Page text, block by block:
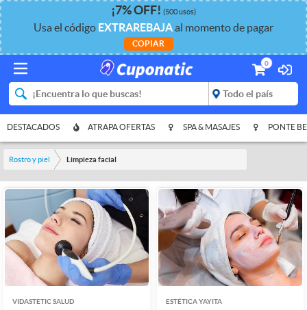
¡7%OFF! (500 usos)
Usa el código EXTRAREBAJAal momento de pagar
COPIAR
0
DESTACADOS ATRAPA OFERTAS SPA & MASAJES PONTE
Rostro y piel Limpieza facial
VIDASTETIC SALUD ESTÉTICA YAYITA